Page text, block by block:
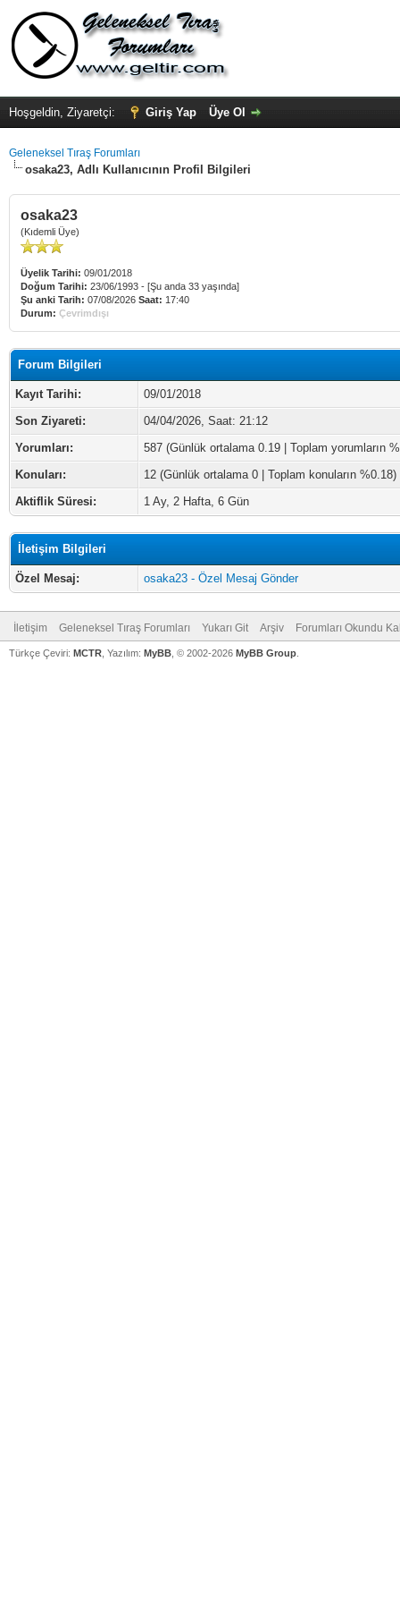
Hoşgeldin, Ziyaretçi: Giriş Yap Üye Ol
Geleneksel Tıraş Forumları
osaka23, Adlı Kullanıcının Profil Bilgileri
osaka23
(Kıdemli Üye)
Üyelik Tarihi: 09/01/2018
Doğum Tarihi: 23/06/1993 - [Şu anda 33 yaşında]
Şu anki Tarih: 07/08/2026 Saat: 17:40
Durum: Çevrimdışı
Forum Bilgileri
Kayıt Tarihi:
09/01/2018
Son Ziyareti:
04/04/2026, Saat: 21:12
Yorumları:
587 (Günlük ortalama 0.19 | Toplam yorumların
Konuları:
12 (Günlük ortalama 0 | Toplam konuların %0.18)
Aktiflik Süresi:
1 Ay, 2 Hafta, 6 Gün
İletişim Bilgileri
Özel Mesaj: osaka23 - Özel Mesaj Gönder
İletişim Geleneksel Tıraş Forumları Yukarı Git Arşiv Forumları Okundu
Türkçe Çeviri: MCTR , Yazılım: MyBB , © 2002-2026 MyBB Group